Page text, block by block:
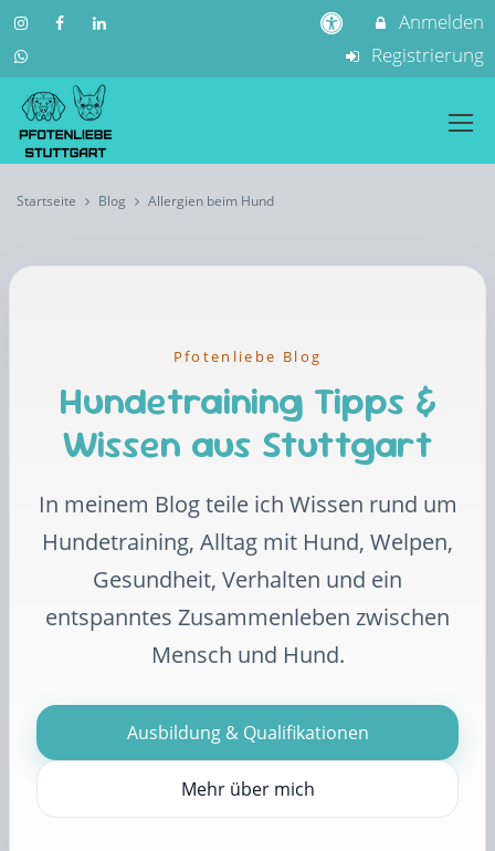
Anmelden
Registrierung
Startseite Blog Allergien beim Hund
Pfotenliebe Blog
Hundetraining Tipps &
Wissen aus Stuttgart
In meinem Blog teile ich Wissen rund um
Hundetraining, Alltag mit Hund, Welpen,
Gesundheit, Verhalten und ein
entspanntes Zusammenleben zwischen
Mensch und Hund.
Ausbildung & Qualifikationen
Mehr über mich